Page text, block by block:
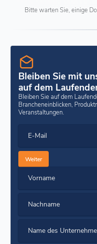
Bitte warten Sie, einige
Bleiben Sie mit
auf dem
Bleiben Sie auf dem
Brancheneinblicken,
Veranstaltungen.
E-Mail
Weiter
Vorname
Nachname
Name des